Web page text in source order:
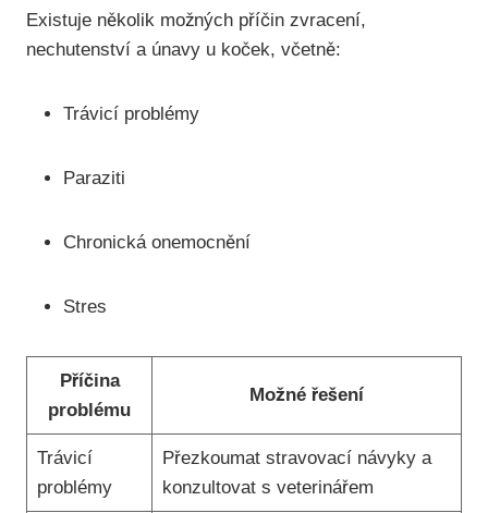
Existuje několik možných příčin zvracení,
nechutenství a únavy u koček, včetně:
Trávicí problémy
Paraziti
Chronická onemocnění
Stres
Příčina
problému
Možné řešení
Trávicí
problémy
Přezkoumat stravovací návyky a
konzultovat s veterinářem